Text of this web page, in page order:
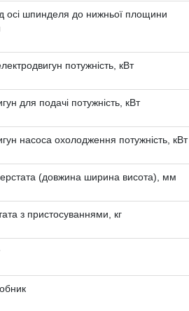
осі шпинделя до нижньої площини
потужність, кВт
для подачі потужність, кВт
насоса охолодження потужність, кВт
(довжина ширина висота), мм
з пристосуваннями, кг